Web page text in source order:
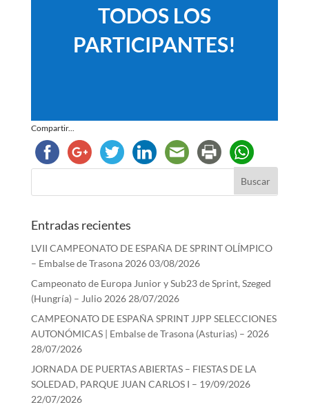
TODOS LOS
PARTICIPANTES!
Compartir...
Entradas recientes
LVII CAMPEONATO DE ESPAÑA DE SPRINT OLÍMPICO
– Embalse de Trasona 202603/08/2026
Campeonato de Europa Junior y Sub23 de Sprint, Szeged
(Hungría) – Julio 202628/07/2026
CAMPEONATO DE ESPAÑA SPRINT JJPP SELECCIONES
AUTONÓMICAS | Embalse de Trasona (Asturias) – 2026
28/07/2026
JORNADA DE PUERTAS ABIERTAS – FIESTAS DE LA
SOLEDAD, PARQUE JUAN CARLOS I – 19/09/2026
22/07/2026